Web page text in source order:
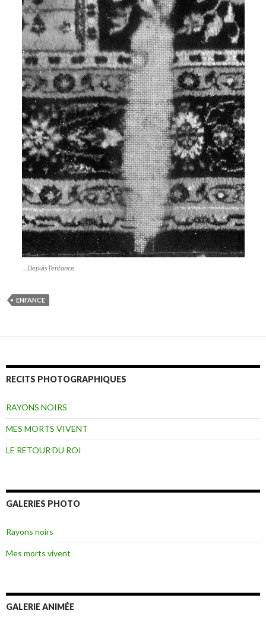
…Depuis l’enfance.
ENFANCE
RECITS PHOTOGRAPHIQUES
RAYONS NOIRS
MES MORTS VIVENT
LE RETOUR DU ROI
GALERIES PHOTO
Rayons noirs
Mes morts vivent
GALERIE ANIMÉE